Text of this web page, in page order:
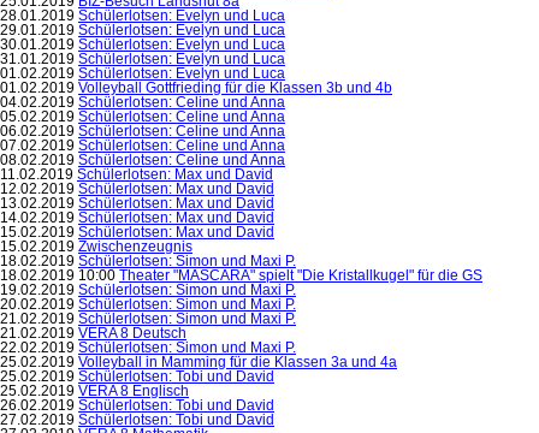
28.01.2019 Schülerlotsen: Evelyn und Luca
29.01.2019 Schülerlotsen: Evelyn und Luca
30.01.2019 Schülerlotsen: Evelyn und Luca
31.01.2019 Schülerlotsen: Evelyn und Luca
01.02.2019 Schülerlotsen: Evelyn und Luca
01.02.2019 Volleyball Gottfrieding für die Klassen 3b und 4b
04.02.2019 Schülerlotsen: Celine und Anna
05.02.2019 Schülerlotsen: Celine und Anna
06.02.2019 Schülerlotsen: Celine und Anna
07.02.2019 Schülerlotsen: Celine und Anna
08.02.2019 Schülerlotsen: Celine und Anna
11.02.2019 Schülerlotsen: Max und David
12.02.2019 Schülerlotsen: Max und David
13.02.2019 Schülerlotsen: Max und David
14.02.2019 Schülerlotsen: Max und David
15.02.2019 Schülerlotsen: Max und David
15.02.2019 Zwischenzeugnis
18.02.2019 Schülerlotsen: Simon und Maxi P.
18.02.2019 10:00 Theater "MASCARA" spielt "Die Kristallkugel" für die GS
19.02.2019 Schülerlotsen: Simon und Maxi P.
20.02.2019 Schülerlotsen: Simon und Maxi P.
21.02.2019 Schülerlotsen: Simon und Maxi P.
21.02.2019 VERA 8 Deutsch
22.02.2019 Schülerlotsen: Simon und Maxi P.
25.02.2019 Volleyball in Mamming für die Klassen 3a und 4a
25.02.2019 Schülerlotsen: Tobi und David
25.02.2019 VERA 8 Englisch
26.02.2019 Schülerlotsen: Tobi und David
27.02.2019 Schülerlotsen: Tobi und David